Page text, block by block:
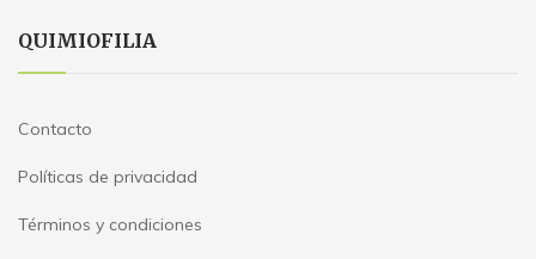
QUIMIOFILIA
Contacto
Políticas de privacidad
Términos y condiciones